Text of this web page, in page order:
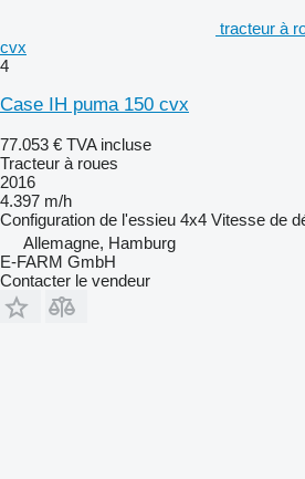
tracteur à
cvx
4
Case IH puma 150 cvx
77.053 € TVA incluse
Tracteur à roues
2016
4.397 m/h
Configuration de l'essieu 4x4 Vitesse de
Allemagne, Hamburg
E-FARM GmbH
Contacter le vendeur